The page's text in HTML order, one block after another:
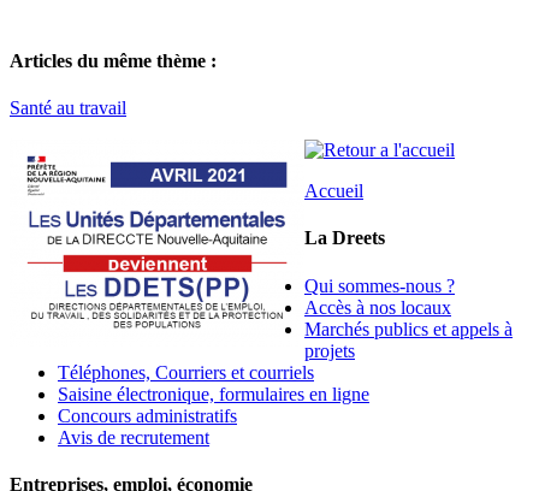
Articles du même thème :
Santé au travail
Accueil
La Dreets
Qui sommes-nous ?
Accès à nos locaux
Marchés publics et appels à
projets
Téléphones, Courriers et courriels
Saisine électronique, formulaires en ligne
Concours administratifs
Avis de recrutement
Entreprises, emploi, économie